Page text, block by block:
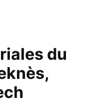
du